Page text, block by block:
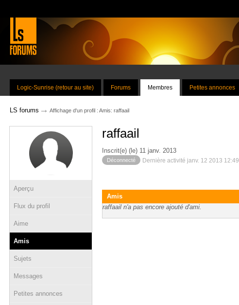
Logic-Sunrise (retour au site) Forums Membres Petites annonces
LS forums → Affichage d'un profil : Amis: raffaail
Aperçu
Flux du profil
Aime
Amis
Sujets
Messages
Petites annonces
raffaail
Inscrit(e) (le) 11 janv. 2013
Déconnecté Dernière activité janv. 12 2013 12:49
Amis
raffaail n'a pas encore ajouté d'ami.